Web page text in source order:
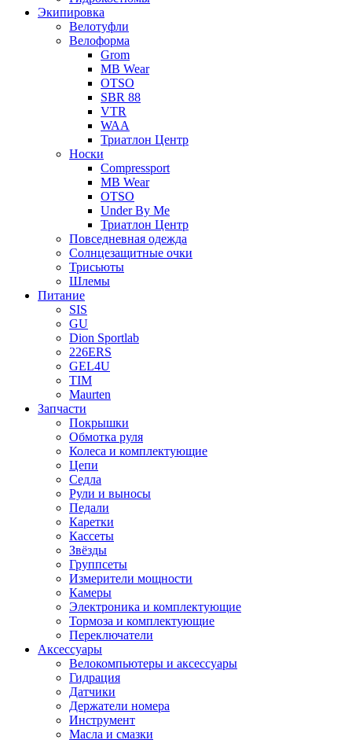
Экипировка
Велотуфли
Велоформа
Grom
MB Wear
OTSO
SBR 88
VTR
WAA
Триатлон Центр
Носки
Compressport
MB Wear
OTSO
Under By Me
Триатлон Центр
Повседневная одежда
Солнцезащитные очки
Трисьюты
Шлемы
Питание
SIS
GU
Dion Sportlab
226ERS
GEL4U
TIM
Maurten
Запчасти
Покрышки
Обмотка руля
Колеса и комплектующие
Цепи
Седла
Рули и выносы
Педали
Каретки
Кассеты
Звёзды
Группсеты
Измерители мощности
Камеры
Электроника и комплектующие
Тормоза и комплектующие
Переключатели
Аксессуары
Велокомпьютеры и аксессуары
Гидрация
Датчики
Держатели номера
Инструмент
Масла и смазки